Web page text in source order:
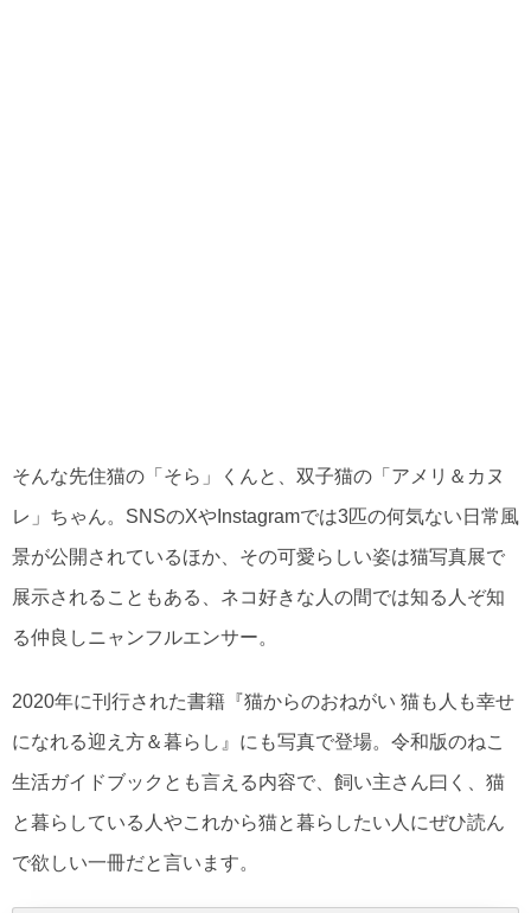
そんな先住猫の「そら」くんと、双子猫の「アメリ＆カヌ
レ」ちゃん。SNSのXやInstagramでは3匹の何気ない日常風
景が公開されているほか、その可愛らしい姿は猫写真展で
展示されることもある、ネコ好きな人の間では知る人ぞ知
る仲良しニャンフルエンサー。
2020年に刊行された書籍『猫からのおねがい 猫も人も幸せ
になれる迎え方＆暮らし』にも写真で登場。令和版のねこ
生活ガイドブックとも言える内容で、飼い主さん曰く、猫
と暮らしている人やこれから猫と暮らしたい人にぜひ読ん
で欲しい一冊だと言います。